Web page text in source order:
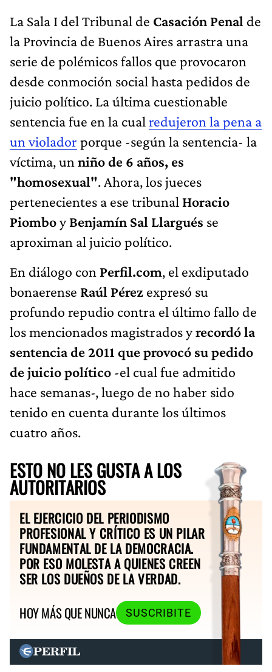
La Sala I del Tribunal de Casación Penal de
la Provincia de Buenos Aires arrastra una
serie de polémicos fallos que provocaron
desde conmoción social hasta pedidos de
juicio político. La última cuestionable
sentencia fue en la cual redujeron la pena a
un violador porque -según la sentencia- la
víctima, un niño de 6 años, es
"homosexual". Ahora, los jueces
pertenecientes a ese tribunal Horacio
PiomboyBenjamín Sal Llargués se
aproximan al juicio político.
En diálogo con Perfil.com, el exdiputado
bonaerense Raúl Pérez expresó su
profundo repudio contra el último fallo de
los mencionados magistrados yrecordó la
sentencia de 2011 que provocó su pedido
de juicio político -el cual fue admitido
hace semanas-, luego de no haber sido
tenido en cuenta durante los últimos
cuatro años.
ESTO NO LES GUSTA A LOS
AUTORITARIOS
EL EJERCICIO DEL PERIODISMO
PROFESIONAL Y CRÍTICO ES UN PILAR
FUNDAMENTAL DE LA DEMOCRACIA.
POR ESO MOLESTA A QUIENES CREEN
SER LOS DUEÑOS DE LA VERDAD.
HOY MÁS QUE NUNCA
SUSCRIBITE